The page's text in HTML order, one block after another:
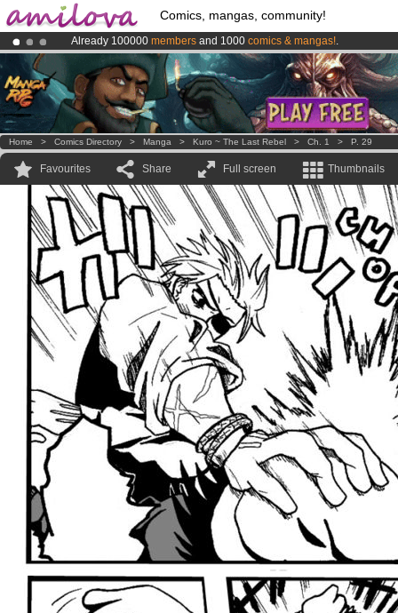
Comics, mangas, community!
Already 100000 members and 1000 comics & mangas!.
AmilovaKickstarter is now LIVE!.
Premium membership from3.95 euros per month !Get membership
Home > Comics Directory > Manga > Kuro ~ The Last Rebel > Ch. 1 > P. 29
Favourites Share Full screen Thumbnails